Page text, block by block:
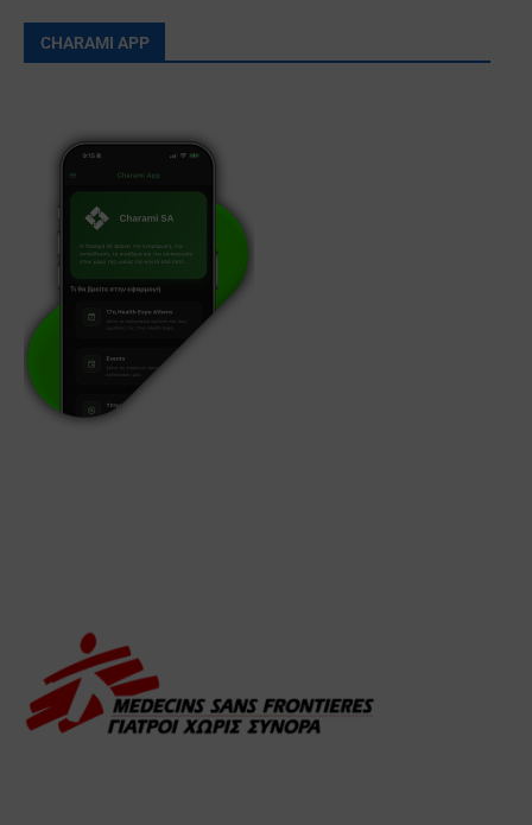
CHARAMI APP